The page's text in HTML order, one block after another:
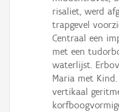
risaliet, werd
trapgevel
Centraal een
met een
waterlijst.
Maria met
vertikaal